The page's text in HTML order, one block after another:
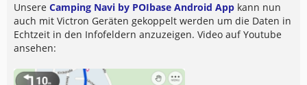
Unsere Camping Navi by POIbase Android App kann nun
auch mit Victron Geräten gekoppelt werden um die Daten in
Echtzeit in den Infofeldern anzuzeigen. Video auf Youtube
ansehen: